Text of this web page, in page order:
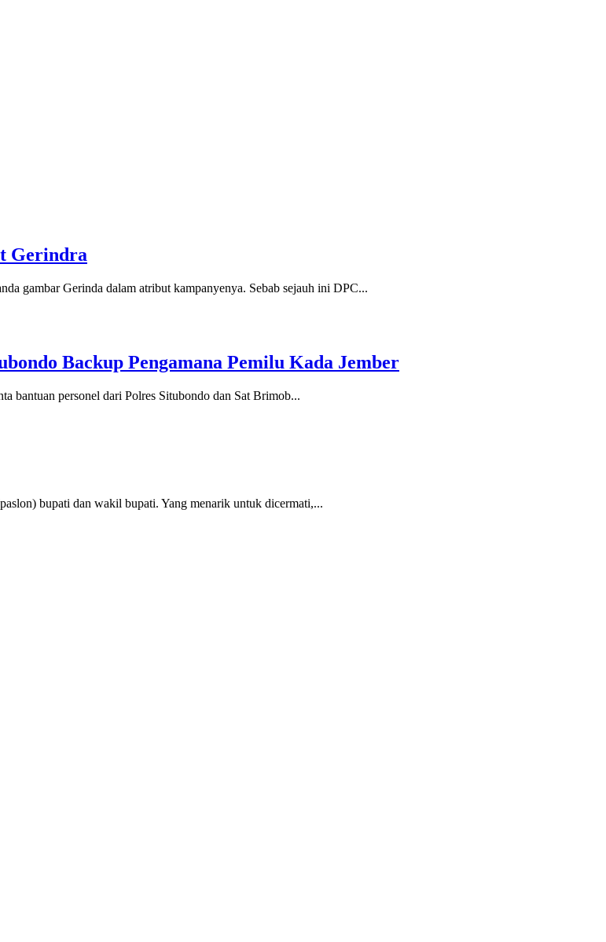
Gerindra
gambar Gerinda dalam atribut kampanyenya. Sebab sejauh ini DPC...
Backup Pengamana Pemilu Kada Jember
bantuan personel dari Polres Situbondo dan Sat Brimob...
bupati dan wakil bupati. Yang menarik untuk dicermati,...